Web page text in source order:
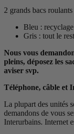
2 grands bacs
Bleu :
Gris : tout le
Nous vous
pleins, déposez les
aviser svp.
Téléphone, câble et
La plupart des unités
demandons de vous
Interurbains. Internet